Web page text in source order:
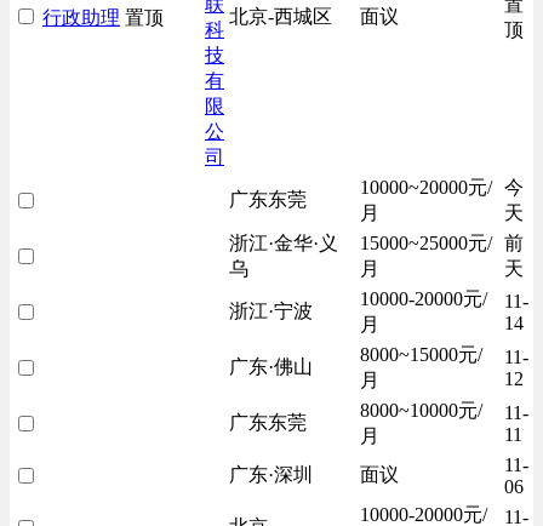
行政助理 置顶
科
技
有
限
公
司
北京-西城区 面议
顶
广东东莞
10000~20000元/
月
今
天
浙江·金华·义
乌
15000~25000元/
月
前
天
浙江·宁波
10000-20000元/
月
11-
14
广东·佛山
8000~15000元/
月
11-
12
广东东莞
8000~10000元/
月
11-
11
广东·深圳
面议
11-
06
10000-20000元/
11-